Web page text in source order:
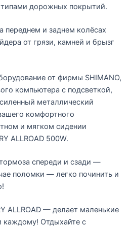
дорожных покрытий.
переднем и заднем колёсах
от грязи, камней и брызг
от фирмы SHIMANO,
компьютера с подсветкой,
металлический
комфортного
и мягком сидении
ALLROAD 500W.
спереди и сзади —
поломки — легко починить и
ALLROAD — делает маленькие
каждому! Отдыхайте с